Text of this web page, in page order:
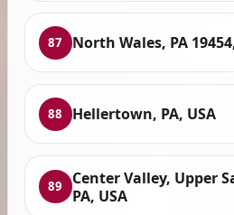
87 North Wales, PA
88 Hellertown, PA, USA
89
Center Valley, Upper
PA, USA